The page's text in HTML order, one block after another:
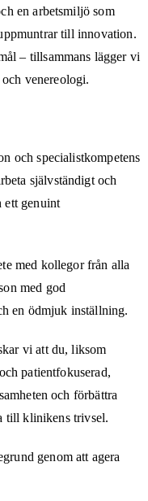
en arbetsmiljö som
till innovation.
– tillsammans lägger vi
venereologi.
och specialistkompetens
självständigt och
ett genuint
med kollegor från alla
med god
en ödmjuk inställning.
vi att du, liksom
patientfokuserad,
och förbättra
till klinikens trivsel.
genom att agera